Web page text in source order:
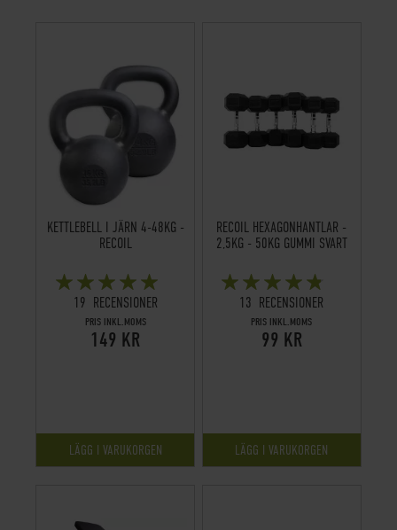
KETTLEBELL I JÄRN 4-48KG -
RECOIL
BETYG:
97%
19 RECENSIONER
PRIS INKL.MOMS
149 KR
LÄGG I VARUKORGEN
RECOIL HEXAGONHANTLAR -
2,5KG - 50KG GUMMI SVART
BETYG:
93%
13 RECENSIONER
PRIS INKL.MOMS
99 KR
LÄGG I VARUKORGEN